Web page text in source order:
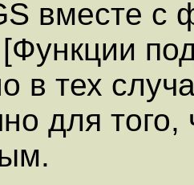
вместе с
в тех
для